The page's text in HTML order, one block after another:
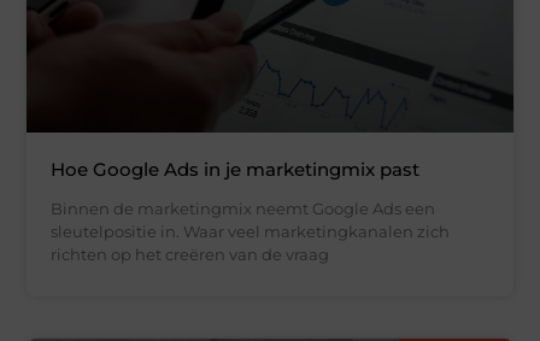
Hoe Google Ads in je marketingmix past
Binnen de marketingmix neemt Google Ads een
sleutelpositie in. Waar veel marketingkanalen zich
richten op het creëren van de vraag